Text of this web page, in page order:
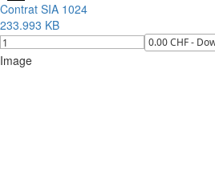
Contrat SIA 1024
233.993 KB
Image